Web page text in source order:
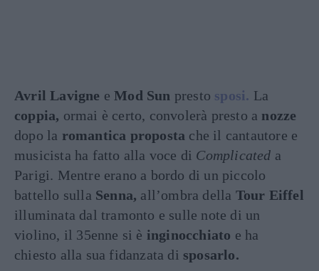
Avril Lavigne eMod Sun presto sposi. La
coppia, ormai è certo, convolerà presto a nozze
dopo la romantica proposta che il cantautore e
musicista ha fatto alla voce di Complicated a
Parigi. Mentre erano a bordo di un piccolo
battello sulla Senna, all’ombra della Tour Eiffel
illuminata dal tramonto e sulle note di un
violino, il 35enne si è inginocchiato e ha
chiesto alla sua fidanzata di sposarlo.